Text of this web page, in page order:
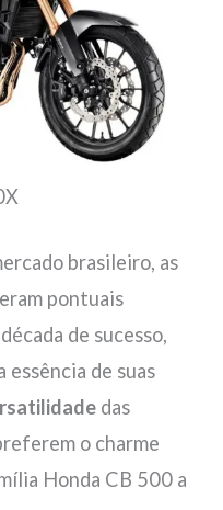
brasileiro, as
pontuais
de sucesso,
essência de suas
das
o charme
Honda CB 500 a